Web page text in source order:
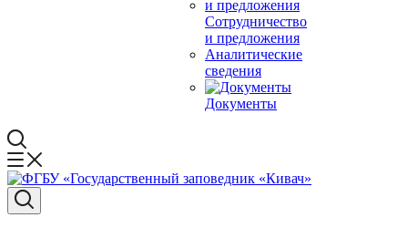
Сотрудничество
и предложения
Аналитические
сведения
Документы